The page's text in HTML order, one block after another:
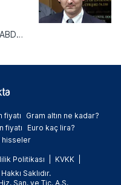
af
fiyatı
Gram altın ne kadar?
fiyatı
Euro kaç lira?
hisseler
Politikası
KVKK
Saklıdır.
San. ve Tic. A.Ş.